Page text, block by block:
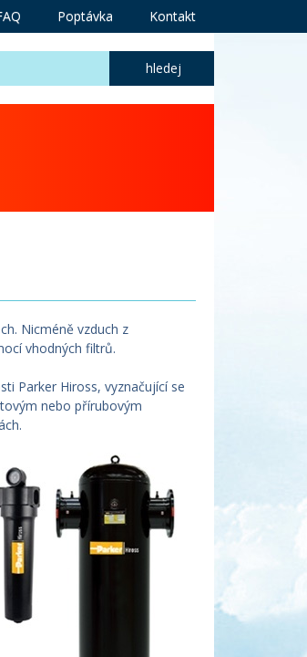
Poptávka Kontakt
Nicméně vzduch z
vhodných filtrů.
Parker Hiross, vyznačující se
nebo přírubovým